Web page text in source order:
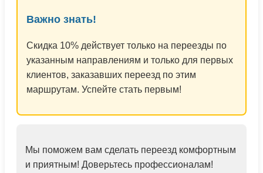
Важно знать!
Скидка 10% действует только на переезды по
указанным направлениям и только для первых
клиентов, заказавших переезд по этим
маршрутам. Успейте стать первым!
Мы поможем вам сделать переезд комфортным
и приятным! Доверьтесь профессионалам!